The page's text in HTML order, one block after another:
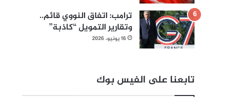
ترامب: اتفاق النووي قائم..
وتقارير التمويل “كاذبة”
16 يونيو، 2026
تابعنا على الفيس بوك